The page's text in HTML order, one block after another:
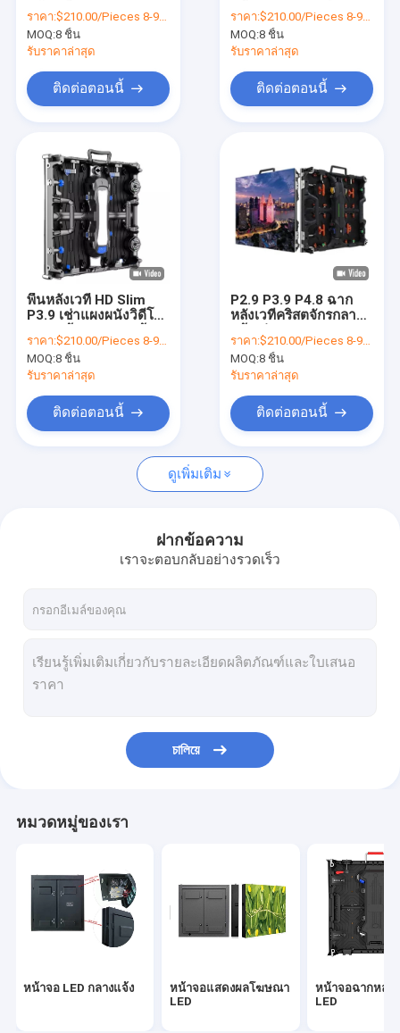
สินค้า
แสดง VR
เกี่ยวกับเรา
ควบคุมคุณภาพ
ติดต่อเรา
ข่าว
หน้าจอแสดงผลโฆษณา LED
หน้าจอฉากหลังเวที LED
จอแสดงผล LED ให้เช่ากลางแจ้ง
ผนังวิดีโอ LED ของโบสถ์
หน้าจอม่าน LED
จอแสดงผล LED แบบกำหนดเอง
แผงหน้าจอ LED แบบยืดหยุ่น
P3.9
ราคา:$210.00/Pieces 8-99 Pieces
MOQ:8 ชิ้น
รับราคาล่าสุด
ติดต่อตอนนี้
P3.91 p4.8 ในร่ม กลาง
แจ้ง
ราคา:$210.00/Pieces 8-99 Pieces
MOQ:8 ชิ้น
รับราคาล่าสุด
ติดต่อตอนนี้
พื้นหลังเวที HD Slim
P3.9 เช่าแผงผนังวิดีโอ
ในร่ม
ราคา:$210.00/Pieces 8-99 Pieces
MOQ:8 ชิ้น
รับราคาล่าสุด
ติดต่อตอนนี้
P2.9 P3.9 P4.8 ฉาก
หลังเวทีคริสตจักรกลาง
Visionled
ราคา:$210.00/Pieces 8-99 Pieces
MOQ:8 ชิ้น
รับราคาล่าสุด
ติดต่อตอนนี้
ดูเพิ่มเติม
ฝากข้อความ
เราจะตอบกลับอย่างรวดเร็ว
চালিয়ে
หมวดหมู่ของเรา
หน้าจอ LED กลางแจ้ง
หน้าจอแสดงผลโฆษณา
LED
หน้าจอฉากหลัง
LED